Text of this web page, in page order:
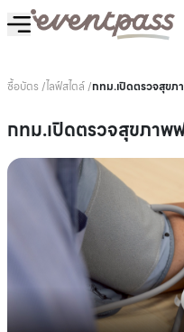
ซื้อบัตร /ไลฟ์สไตล์/กทม.เปิดตรวจสุขภ
กทม.เปิดตรวจสุขภาพ